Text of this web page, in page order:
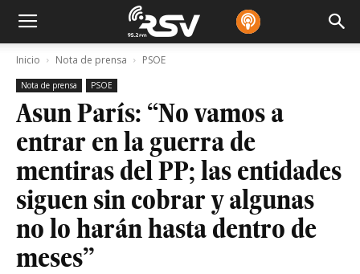
Inicio Nota de prensa PSOE
Nota de prensa PSOE
Asun París: “No vamos a
entrar en la guerra de
mentiras del PP; las entidades
siguen sin cobrar y algunas
no lo harán hasta dentro de
meses”